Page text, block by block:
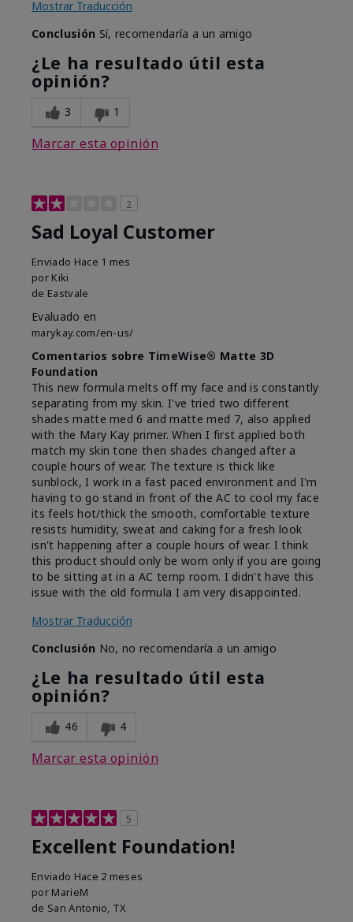
Mostrar Traducción
Conclusión Sí, recomendaría a un amigo
¿Le ha resultado útil esta
opinión?
3 1
Marcar esta opinión
2
Sad Loyal Customer
Enviado Hace 1 mes
por Kiki
de Eastvale
Evaluado en
marykay.com/en-us/
Comentarios sobre TimeWise® Matte 3D
Foundation
This new formula melts off my face and is constantly
separating from my skin. I've tried two different
shades matte med 6 and matte med 7, also applied
with the Mary Kay primer. When I first applied both
match my skin tone then shades changed after a
couple hours of wear. The texture is thick like
sunblock, I work in a fast paced environment and I'm
having to go stand in front of the AC to cool my face
its feels hot/thick the smooth, comfortable texture
resists humidity, sweat and caking for a fresh look
isn't happening after a couple hours of wear. I think
this product should only be worn only if you are going
to be sitting at in a AC temp room. I didn't have this
issue with the old formula I am very disappointed.
Mostrar Traducción
Conclusión No, no recomendaría a un amigo
¿Le ha resultado útil esta
opinión?
46 4
Marcar esta opinión
5
Excellent Foundation!
Enviado Hace 2 meses
por MarieM
de San Antonio, TX